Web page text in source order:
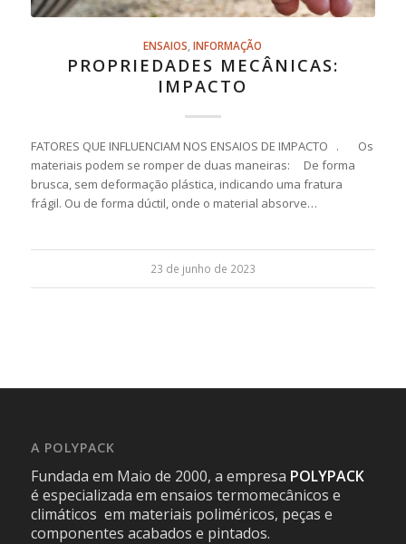
ENSAIOS ,INFORMAÇÃO
PROPRIEDADES MECÂNICAS:
IMPACTO
FATORES QUE INFLUENCIAM NOS ENSAIOS DE IMPACTO . Os
materiais podem se romper de duas maneiras: De forma
brusca, sem deformação plástica, indicando uma fratura
frágil. Ou de forma dúctil, onde o material absorve…
23 de junho de 2023
A POLYPACK
Fundada em Maio de 2000, a empresa POLYPACK
é especializada em ensaios termomecânicos e
climáticos em materiais poliméricos, peças e
componentes acabados e pintados.